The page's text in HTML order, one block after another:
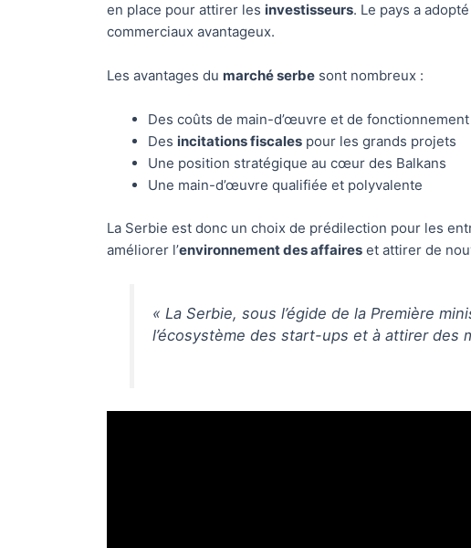
en place pour attirer les investisseurs. Le pays a
commerciaux avantageux.
Les avantages du marché serbe sont nombreux :
Des coûts de main-d’œuvre et de fonctionnement
Des incitations fiscales pour les grands projets
Une position stratégique au cœur des Balkans
Une main-d’œuvre qualifiée et polyvalente
La Serbie est donc un choix de prédilection pour les
améliorer l’environnement des affaires et attirer de
« La Serbie, sous l’égide de la Première
l’écosystème des start-ups et à attirer des